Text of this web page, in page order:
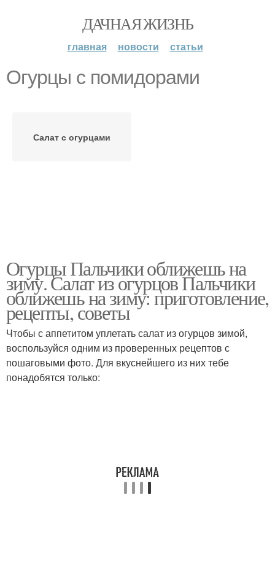
ДАЧНАЯ ЖИЗНЬ
главная новости статьи
Огурцы с помидорами
Салат с огурцами
Огурцы Пальчики оближешь на
зиму. Салат из огурцов Пальчики
оближешь на зиму: приготовление,
рецепты, советы
Чтобы с аппетитом уплетать салат из огурцов зимой,
воспользуйся одним из проверенных рецептов с
пошаговыми фото. Для вкуснейшего из них тебе
понадобятся только: